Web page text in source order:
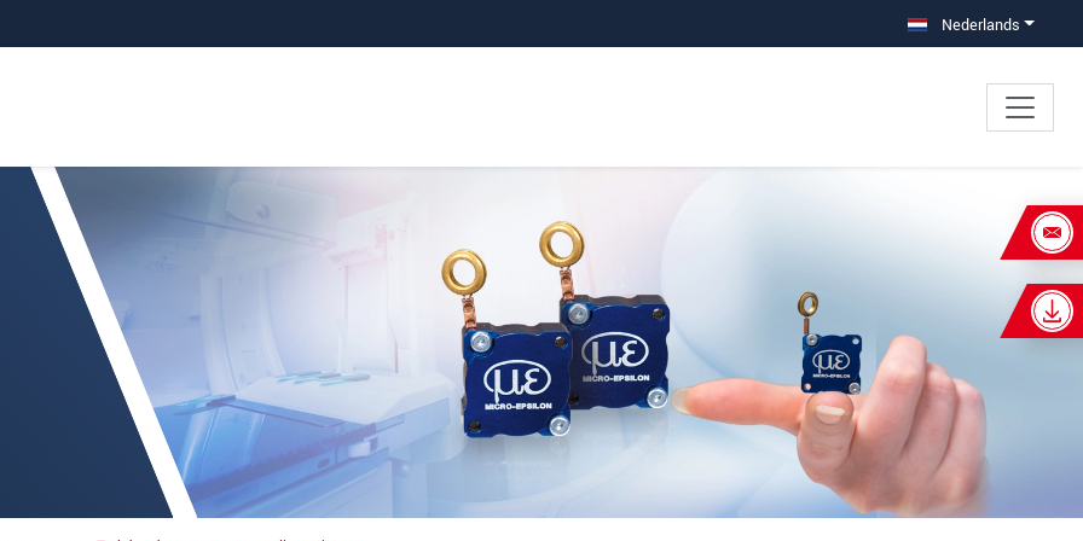
Nederlands
voor snelle metingen